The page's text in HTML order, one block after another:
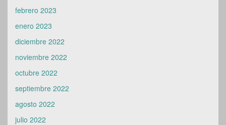
febrero 2023
enero 2023
diciembre 2022
noviembre 2022
octubre 2022
septiembre 2022
agosto 2022
julio 2022